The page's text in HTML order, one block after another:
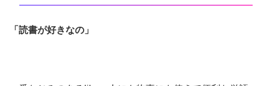
「読書が好きなの」